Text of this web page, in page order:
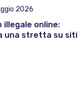
2026
illegale online:
una stretta su siti